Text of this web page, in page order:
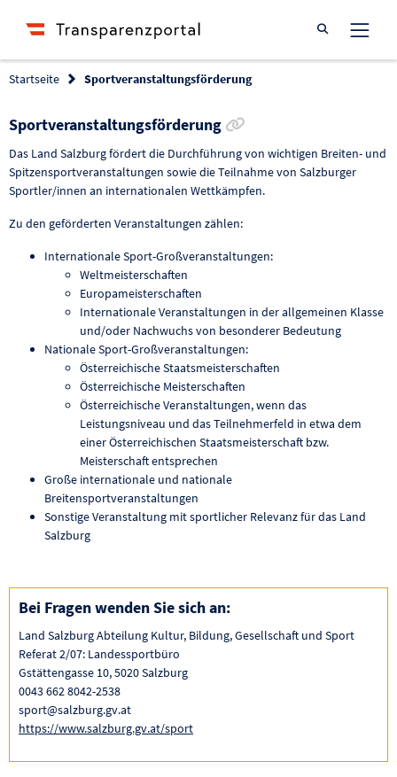
Suche öffnen
Startseite Sportveranstaltungsförderung
Sportveranstaltungsförderung
Das Land Salzburg fördert die Durchführung von wichtigen Breiten- und
Spitzensportveranstaltungen sowie die Teilnahme von Salzburger
Sportler/innen an internationalen Wettkämpfen.
Zu den geförderten Veranstaltungen zählen:
Internationale Sport-Großveranstaltungen:
Weltmeisterschaften
Europameisterschaften
Internationale Veranstaltungen in der allgemeinen Klasse
und/oder Nachwuchs von besonderer Bedeutung
Nationale Sport-Großveranstaltungen:
Österreichische Staatsmeisterschaften
Österreichische Meisterschaften
Österreichische Veranstaltungen, wenn das
Leistungsniveau und das Teilnehmerfeld in etwa dem
einer Österreichischen Staatsmeisterschaft bzw.
Meisterschaft entsprechen
Große internationale und nationale
Breitensportveranstaltungen
Sonstige Veranstaltung mit sportlicher Relevanz für das Land
Salzburg
Bei Fragen wenden Sie sich an:
Land Salzburg Abteilung Kultur, Bildung, Gesellschaft und Sport
Referat 2/07: Landessportbüro
Gstättengasse 10, 5020 Salzburg
0043 662 8042-2538
sport@salzburg.gv.at
https://www.salzburg.gv.at/sport